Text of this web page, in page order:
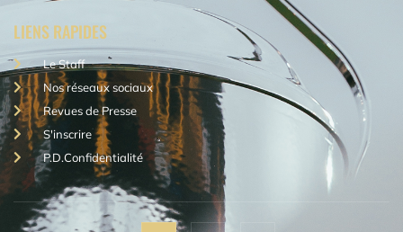
LIENS RAPIDES
Le Staff
Nos réseaux sociaux
Revues de Presse
S'inscrire
P.D.Confidentialité